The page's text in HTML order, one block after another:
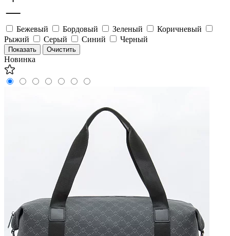
Бежевый Бордовый Зеленый
Коричневый
Рыжий
Серый Синий Черный
Новинка